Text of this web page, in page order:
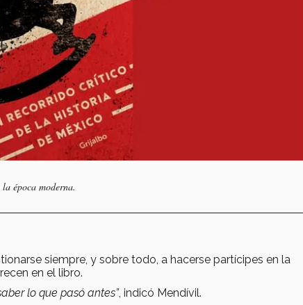
época moderna.
siempre, y sobre todo, a hacerse partícipes en la
en el libro.
lo que pasó antes”, indicó Mendívil.